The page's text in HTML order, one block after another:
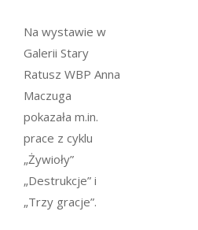
Na wystawie w
Galerii Stary
Ratusz WBP Anna
Maczuga
pokazała m.in.
prace z cyklu
„Żywioły”
„Destrukcje” i
„Trzy gracje”.